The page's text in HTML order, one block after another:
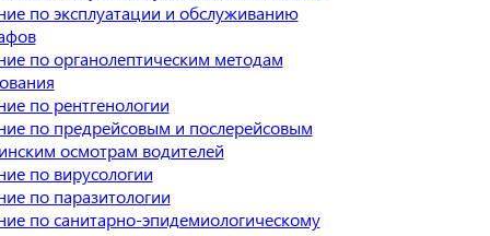
по эксплуатации и обслуживанию
по органолептическим методам
по рентгенологии
по предрейсовым и послерейсовым
осмотрам водителей
по вирусологии
по паразитологии
по санитарно-эпидемиологическому